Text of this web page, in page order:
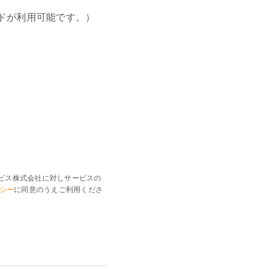
利用可能です。）
ス株式会社に対しサービスの
ーに同意のうえご利用くださ